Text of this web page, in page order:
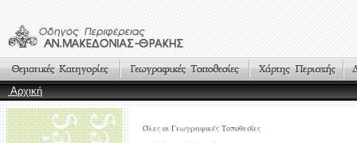
Αρχική
Όλες οι Γεωγραφικές Τοποθεσίες